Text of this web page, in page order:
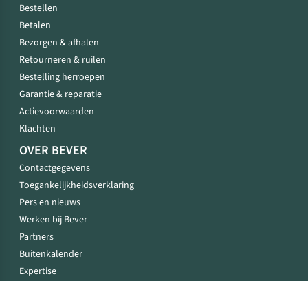
Bestellen
Betalen
Bezorgen & afhalen
Retourneren & ruilen
Bestelling herroepen
Garantie & reparatie
Actievoorwaarden
Klachten
OVER BEVER
Contactgegevens
Toegankelijkheidsverklaring
Pers en nieuws
Werken bij Bever
Partners
Buitenkalender
Expertise